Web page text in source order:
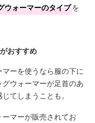
ウォーマーのタイプを
おすすめ
ーを使うなら服の下に
ウォーマーが足首のあ
てしまうことも。
マーが販売されてお